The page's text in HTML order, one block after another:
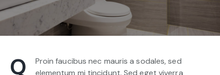
Q
Proin faucibus nec mauris a sodales, sed
elementum mi tincidunt. Sed eget viverra